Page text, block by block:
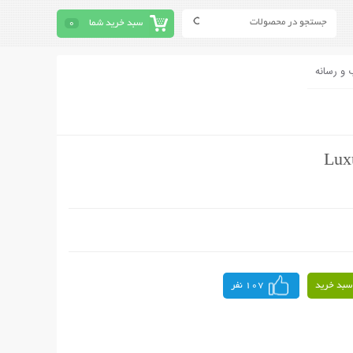
سبد خرید شما 0
و رسانه
خرید 107 نفر